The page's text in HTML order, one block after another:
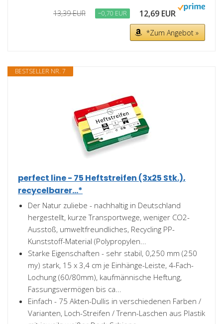
13,39 EUR −0,70 EUR 12,69 EUR
*Zum Angebot »
BESTSELLER NR. 7
perfect line - 75 Heftstreifen (3x25 Stk.),
recycelbarer...*
Der Natur zuliebe - nachhaltig in Deutschland
hergestellt, kurze Transportwege, weniger CO2-
Ausstoß, umweltfreundliches, Recycling PP-
Kunststoff-Material (Polypropylen...
Starke Eigenschaften - sehr stabil, 0,250 mm (250
my) stark, 15 x 3,4 cm je Einhänge-Leiste, 4-Fach-
Lochung (60/80mm), kaufmännische Heftung,
Fassungsvermögen bis ca...
Einfach - 75 Akten-Dullis in verschiedenen Farben /
Varianten, Loch-Streifen / Trenn-Laschen aus Plastik